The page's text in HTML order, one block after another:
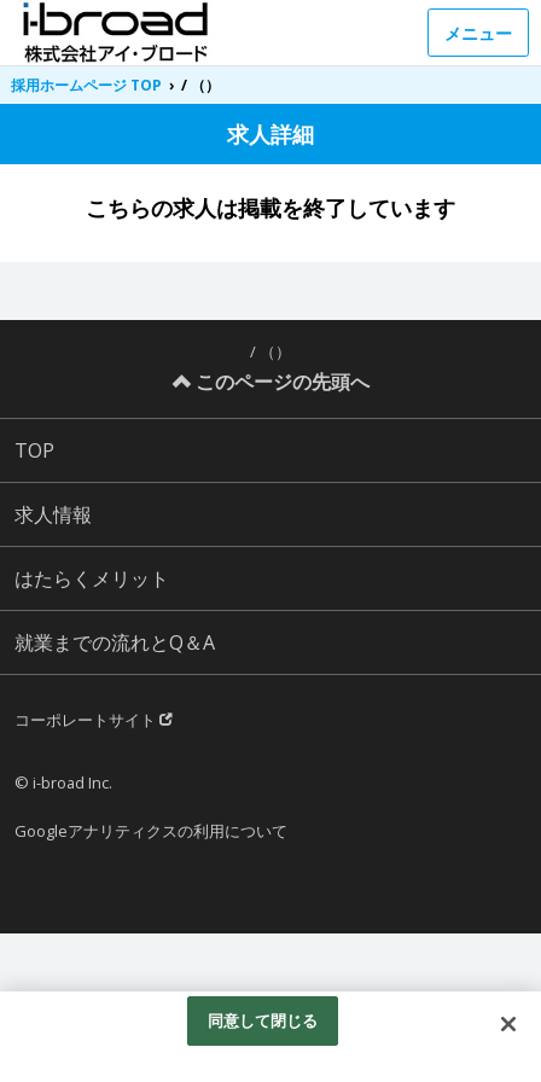
メニュー
採用ホームページ TOP › / （）
求人詳細
こちらの求人は掲載を終了しています
/ （）
このページの先頭へ
TOP
求人情報
はたらくメリット
就業までの流れとQ＆A
コーポレートサイト
© i-broad Inc.
Googleアナリティクスの利用について
同意して閉じる